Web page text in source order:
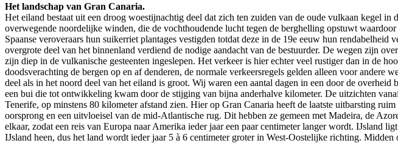
Het landschap van Gran Canaria.
Het eiland bestaat uit een droog woestijnachtig deel dat zich ten zuiden van de oude vulkaan kegel
overwegende noordelijke winden, die de vochthoudende lucht tegen de berghelling opstuwt
Spaanse veroveraars hun suikerriet plantages vestigden totdat deze in de 19e eeuw hun
overgrote deel van het binnenland verdiend de nodige aandacht van de bestuurder. De wegen zijn
zijn diep in de vulkanische gesteenten ingeslepen. Het verkeer is hier echter veel rustiger dan in de
doodsverachting de bergen op en af denderen, de normale verkeersregels gelden alleen voor
deel als in het noord deel van het eiland is groot. Wij waren een aantal dagen in een door de
een bui die tot ontwikkeling kwam door de stijging van bijna anderhalve kilometer. De uitzichten
Tenerife, op minstens 80 kilometer afstand zien. Hier op Gran Canaria heeft de laatste uitbarsting
oorsprong en een uitvloeisel van de mid-Atlantische rug. Dit hebben ze gemeen met Madeira, de
elkaar, zodat een reis van Europa naar Amerika ieder jaar een paar centimeter langer wordt. IJsland
IJsland heen, dus het land wordt ieder jaar 5 à 6 centimeter groter in West-Oostelijke richting.